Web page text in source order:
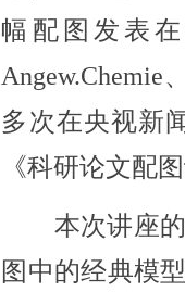
幅配图发表在
多次在央视新
《科研论文配
本次讲座
图中的经典模